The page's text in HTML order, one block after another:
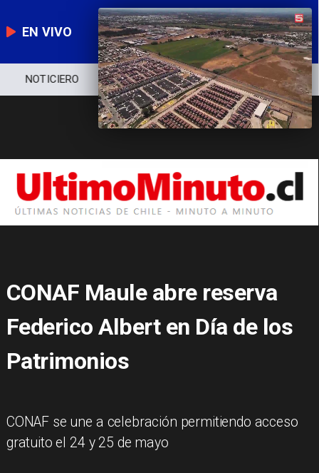
EN VIVO
NOTICIERO POLÍTICA ECONOMÍA
CONAF Maule abre reserva
Federico Albert en Día de los
Patrimonios
CONAF se une a celebración permitiendo acceso
gratuito el 24 y 25 de mayo